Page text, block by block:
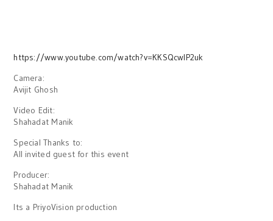
https://www.youtube.com/watch?v=KKSQcwlP2uk
Camera:
Avijit Ghosh
Video Edit:
Shahadat Manik
Special Thanks to:
All invited guest for this event
Producer:
Shahadat Manik
Its a PriyoVision production